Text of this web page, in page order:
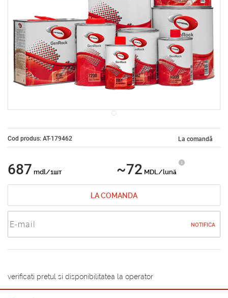
Cod produs: AT-179462 La comandă
687 mdl/1шт ~72 MDL/lună
LA COMANDA
NOTIFICA
verificati pretul si disponibilitatea la operator